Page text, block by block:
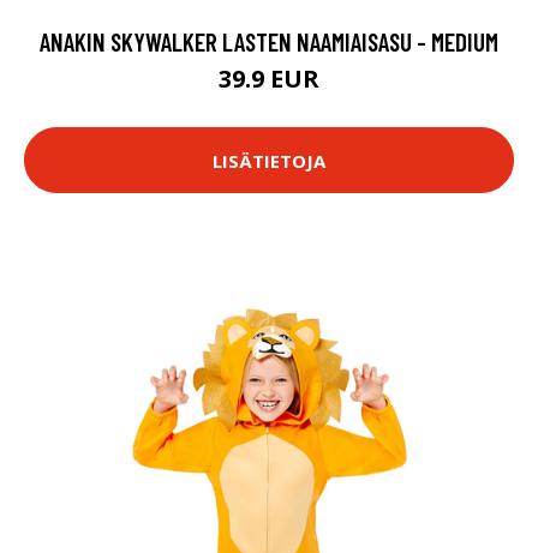
ANAKIN SKYWALKER LASTEN NAAMIAISASU - MEDIUM
39.9 EUR
LISÄTIETOJA